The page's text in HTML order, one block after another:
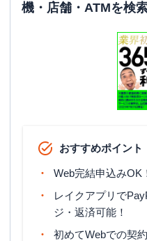
機・店舗・ATMを検
おすすめポイント
Web完結申込みOK
レイクアプリで
ジ・返済可能！
初めてWebでの契